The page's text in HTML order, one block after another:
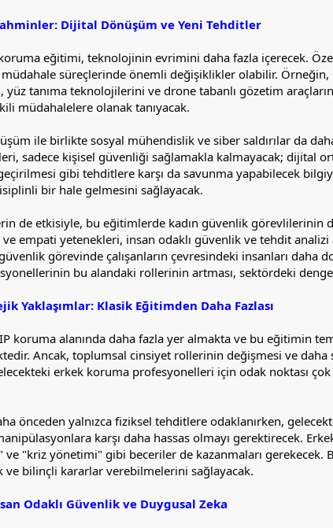
Dijital Dönüşüm ve Yeni Tehditler
koruma eğitimi, teknolojinin evrimini daha fazla içerecek.
süreçlerinde önemli değişiklikler olabilir.
tanıma teknolojilerini ve drone tabanlı gözetim
müdahalelere olanak tanıyacak.
ile birlikte sosyal mühendislik ve siber saldırılar da
sadece kişisel güvenliği sağlamakla kalmayacak; dijital
gibi tehditlere karşı da savunma yapabilecek
bir hale gelmesini sağlayacak.
de etkisiyle, bu eğitimlerde kadın güvenlik görevlilerinin
ve empati yetenekleri, insan odaklı güvenlik ve tehdit
görevinde çalışanların çevresindeki insanları daha
bu alandaki rollerinin artması, sektördeki
Yaklaşımlar: Klasik Eğitimden Daha Fazlası
koruma alanında daha fazla yer almakta ve bu eğitimin
Ancak, toplumsal cinsiyet rollerinin değişmesi ve daha
erkek koruma profesyonelleri için odak noktası
önceden yalnızca fiziksel tehditlere odaklanırken,
karşı daha hassas olmayı gerektirecek.
ve "kriz yönetimi" gibi beceriler de kazanmaları
ve bilinçli kararlar verebilmelerini sağlayacak.
Odaklı Güvenlik ve Duygusal Zeka